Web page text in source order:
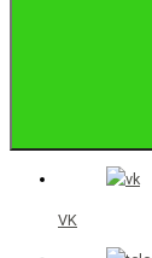
VK